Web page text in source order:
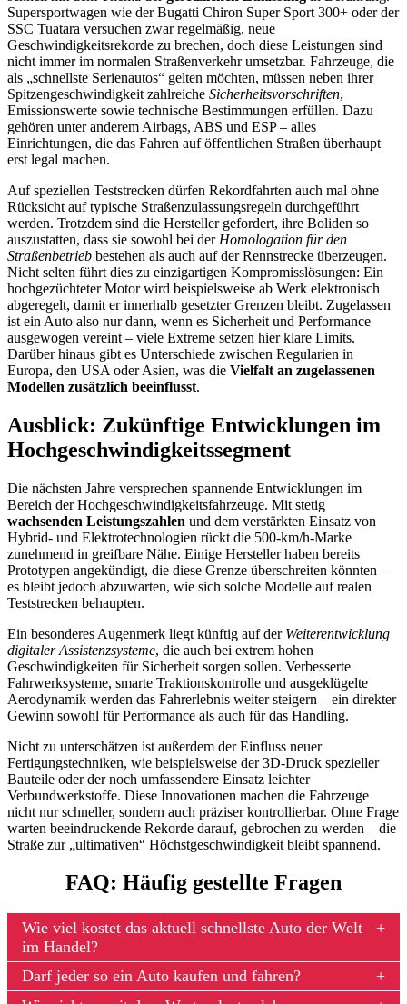
Supersportwagen wie der Bugatti Chiron Super Sport 300+ oder der
SSC Tuatara versuchen zwar regelmäßig, neue
Geschwindigkeitsrekorde zu brechen, doch diese Leistungen sind
nicht immer im normalen Straßenverkehr umsetzbar. Fahrzeuge, die
als „schnellste Serienautos“ gelten möchten, müssen neben ihrer
Spitzengeschwindigkeit zahlreiche Sicherheitsvorschriften,
Emissionswerte sowie technische Bestimmungen erfüllen. Dazu
gehören unter anderem Airbags, ABS und ESP – alles
Einrichtungen, die das Fahren auf öffentlichen Straßen überhaupt
erst legal machen.
Auf speziellen Teststrecken dürfen Rekordfahrten auch mal ohne
Rücksicht auf typische Straßenzulassungsregeln durchgeführt
werden. Trotzdem sind die Hersteller gefordert, ihre Boliden so
auszustatten, dass sie sowohl bei der Homologation für den
Straßenbetrieb bestehen als auch auf der Rennstrecke überzeugen.
Nicht selten führt dies zu einzigartigen Kompromisslösungen: Ein
hochgezüchteter Motor wird beispielsweise ab Werk elektronisch
abgeregelt, damit er innerhalb gesetzter Grenzen bleibt. Zugelassen
ist ein Auto also nur dann, wenn es Sicherheit und Performance
ausgewogen vereint – viele Extreme setzen hier klare Limits.
Darüber hinaus gibt es Unterschiede zwischen Regularien in
Europa, den USA oder Asien, was die Vielfalt an zugelassenen
Modellen zusätzlich beeinflusst.
Ausblick: Zukünftige Entwicklungen im
Hochgeschwindigkeitssegment
Die nächsten Jahre versprechen spannende Entwicklungen im
Bereich der Hochgeschwindigkeitsfahrzeuge. Mit stetig
wachsenden Leistungszahlen und dem verstärkten Einsatz von
Hybrid- und Elektrotechnologien rückt die 500-km/h-Marke
zunehmend in greifbare Nähe. Einige Hersteller haben bereits
Prototypen angekündigt, die diese Grenze überschreiten könnten –
es bleibt jedoch abzuwarten, wie sich solche Modelle auf realen
Teststrecken behaupten.
Ein besonderes Augenmerk liegt künftig auf der Weiterentwicklung
digitaler Assistenzsysteme, die auch bei extrem hohen
Geschwindigkeiten für Sicherheit sorgen sollen. Verbesserte
Fahrwerksysteme, smarte Traktionskontrolle und ausgeklügelte
Aerodynamik werden das Fahrerlebnis weiter steigern – ein direkter
Gewinn sowohl für Performance als auch für das Handling.
Nicht zu unterschätzen ist außerdem der Einfluss neuer
Fertigungstechniken, wie beispielsweise der 3D-Druck spezieller
Bauteile oder der noch umfassendere Einsatz leichter
Verbundwerkstoffe. Diese Innovationen machen die Fahrzeuge
nicht nur schneller, sondern auch präziser kontrollierbar. Ohne Frage
warten beeindruckende Rekorde darauf, gebrochen zu werden – die
Straße zur „ultimativen“ Höchstgeschwindigkeit bleibt spannend.
FAQ: Häufig gestellte Fragen
Wie viel kostet das aktuell schnellste Auto der Welt
im Handel?
Darf jeder so ein Auto kaufen und fahren?